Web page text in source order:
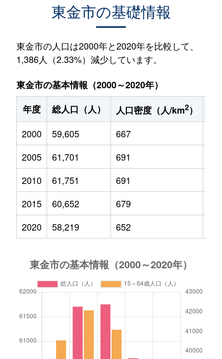
東金市の基礎情報
東金市の人口は2000年と2020年を比較して、
1,386人（2.33%）減少しています。
東金市の基本情報（2000～2020年）
年度
総人口（人） 人口密度（人/km2）
2000
59,605 667
2005
61,701 691
2010
61,751 691
2015
60,652 679
2020
58,219 652